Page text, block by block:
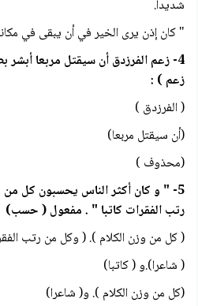
شديدا.
" كان إذن يرى الخير في أن يبقى في
4- زعم الفرزدق أن سيقتل مربعا
زعم ) :
( الفرزدق )
(أن سيقتل مربعا)
(محذوف )
5- " و كان أكثر الناس يحسبون كل
رتب الفقرات كاتبا " . مفعول ( حسب)
( كل من وزن الكلام ). ( وكل من رتب
( شاعرا).و ( كاتبا)
(كل من وزن الكلام ). و( شاعرا)